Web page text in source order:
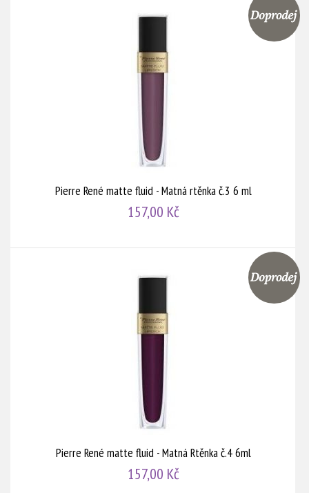
Pierre René matte fluid - Matná rtěnka č.3 6 ml
157,00 Kč
Pierre René matte fluid - Matná Rtěnka č.4 6ml
157,00 Kč